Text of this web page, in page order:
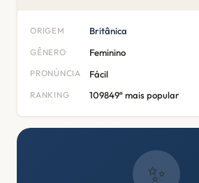
ORIGEM Britânica
GÊNERO Feminino
PRONÚNCIA Fácil
RANKING 109849º mais popular
✨